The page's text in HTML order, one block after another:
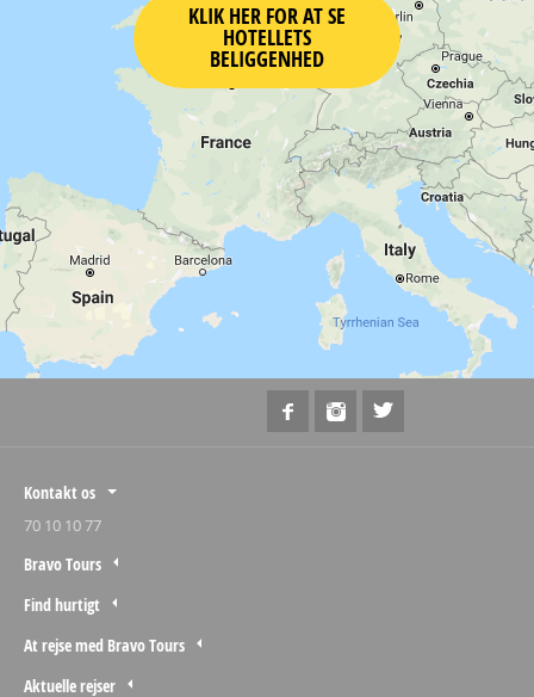
KLIK HER FOR AT SE
HOTELLETS
BELIGGENHED
Kontakt os
70 10 10 77
Bravo Tours
Find hurtigt
At rejse med Bravo Tours
Aktuelle rejser